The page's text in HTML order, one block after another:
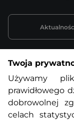
O nas
Twoja
Używamy
prawidłowego
dobrowolnej
celach